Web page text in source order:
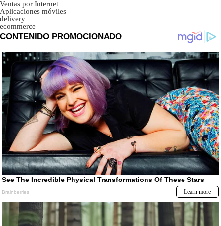
Ventas por Internet |
Aplicaciones móviles |
delivery |
ecommerce